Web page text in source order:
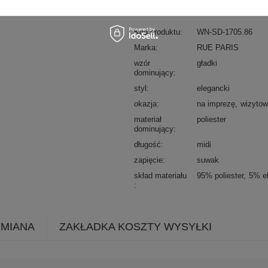
Kod produktu
WN-SD-1705.86
Marka
RUE PARIS
wzór
dominujący
gładki
styl
elegancki
okazja
na imprezę
materiał
dominujący
poliester
długość
midi
zapięcie
suwak
skład materiału
95% poliester 5%
ZAKŁADKA KOSZTY WYSYŁKI